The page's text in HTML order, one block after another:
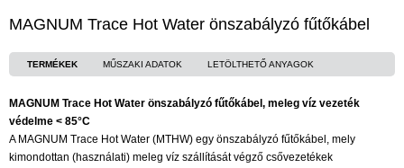
MAGNUM Trace Hot Water önszabályzó fűtőkábel
TERMÉKEK MŰSZAKI ADATOK LETÖLTHETŐ ANYAGOK
MAGNUM Trace Hot Water önszabályzó fűtőkábel, meleg víz vezeték
védelme < 85°C
A MAGNUM Trace Hot Water (MTHW) egy önszabályzó fűtőkábel, mely
kimondottan (használati) meleg víz szállítását végző csővezetékek